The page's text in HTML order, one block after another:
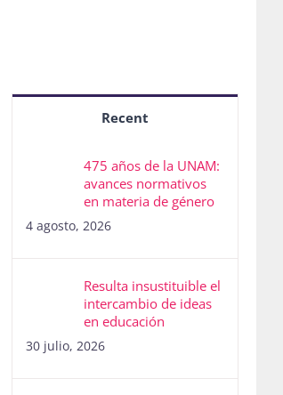
Recent
475 años de la UNAM:
avances normativos
en materia de género
4 agosto, 2026
Resulta insustituible el
intercambio de ideas
en educación
30 julio, 2026